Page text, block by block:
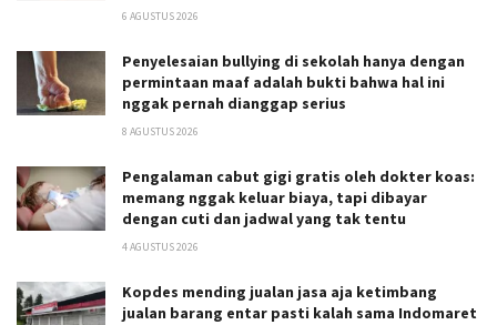
6 AGUSTUS 2026
Penyelesaian bullying di sekolah hanya dengan
permintaan maaf adalah bukti bahwa hal ini
nggak pernah dianggap serius
8 AGUSTUS 2026
Pengalaman cabut gigi gratis oleh dokter koas:
memang nggak keluar biaya, tapi dibayar
dengan cuti dan jadwal yang tak tentu
4 AGUSTUS 2026
Kopdes mending jualan jasa aja ketimbang
jualan barang entar pasti kalah sama Indomaret